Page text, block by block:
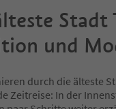
Stadt
und
durch die älteste
Zeitreise: In der